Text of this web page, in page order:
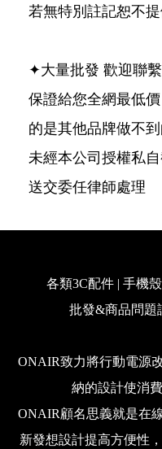
若無特別註記恕不提
✦大量批發 歡迎聯繫
保證給您全網最低
的是其他品牌做不
未經本公司授權私
送交委任律師處理
各類3C配件 | 手機
批發&商品問題
ONAIR致力將行動電源
納的設計使消
ONAIR顧名思義就是在
新發想設計提高方便性